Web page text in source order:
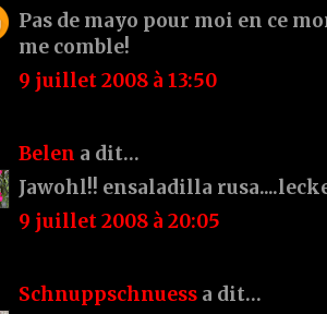
Pas de mayo pour moi en ce
me comble!
9 juillet 2008 à 13:50
Belen a dit…
Jawohl!! ensaladilla
9 juillet 2008 à 20:05
Schnuppschnuess a dit…